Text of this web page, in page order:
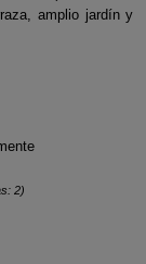
amplio jardín y
2)